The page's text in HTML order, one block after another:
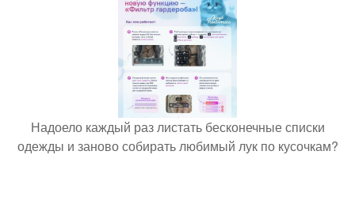
Надоело каждый раз листать бесконечные списки
одежды и заново собирать любимый лук по кусочкам?